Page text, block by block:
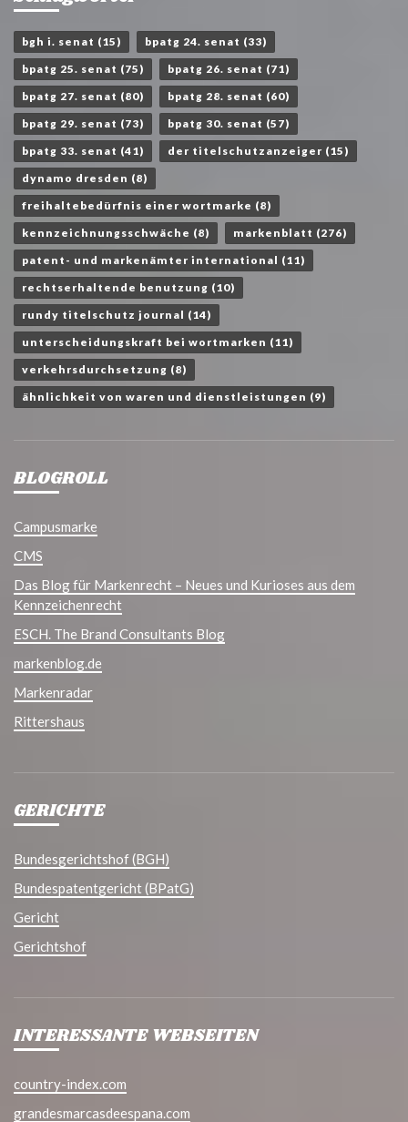
bgh i. senat (15) bpatg 24. senat (33)
bpatg 25. senat (75) bpatg 26. senat (71)
bpatg 27. senat (80) bpatg 28. senat (60)
bpatg 29. senat (73) bpatg 30. senat (57)
bpatg 33. senat (41) der titelschutzanzeiger (15)
dynamo dresden (8)
freihaltebedürfnis einer wortmarke (8)
kennzeichnungsschwäche (8) markenblatt (276)
patent- und markenämter international (11)
rechtserhaltende benutzung (10)
rundy titelschutz journal (14)
unterscheidungskraft bei wortmarken (11)
verkehrsdurchsetzung (8)
ähnlichkeit von waren und dienstleistungen (9)
BLOGROLL
Campusmarke
CMS
Das Blog für Markenrecht – Neues und Kurioses aus dem
Kennzeichenrecht
ESCH. The Brand Consultants Blog
markenblog.de
Markenradar
Rittershaus
GERICHTE
Bundesgerichtshof (BGH)
Bundespatentgericht (BPatG)
Gericht
Gerichtshof
INTERESSANTE WEBSEITEN
country-index.com
grandesmarcasdeespana.com